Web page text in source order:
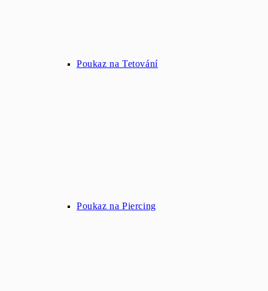
Poukaz na Tetování
Poukaz na Piercing